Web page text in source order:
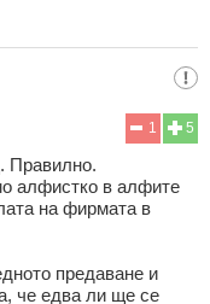
5
1
Правилно.
алфистко в алфите
на фирмата в
предаване и
че едва ли ще се